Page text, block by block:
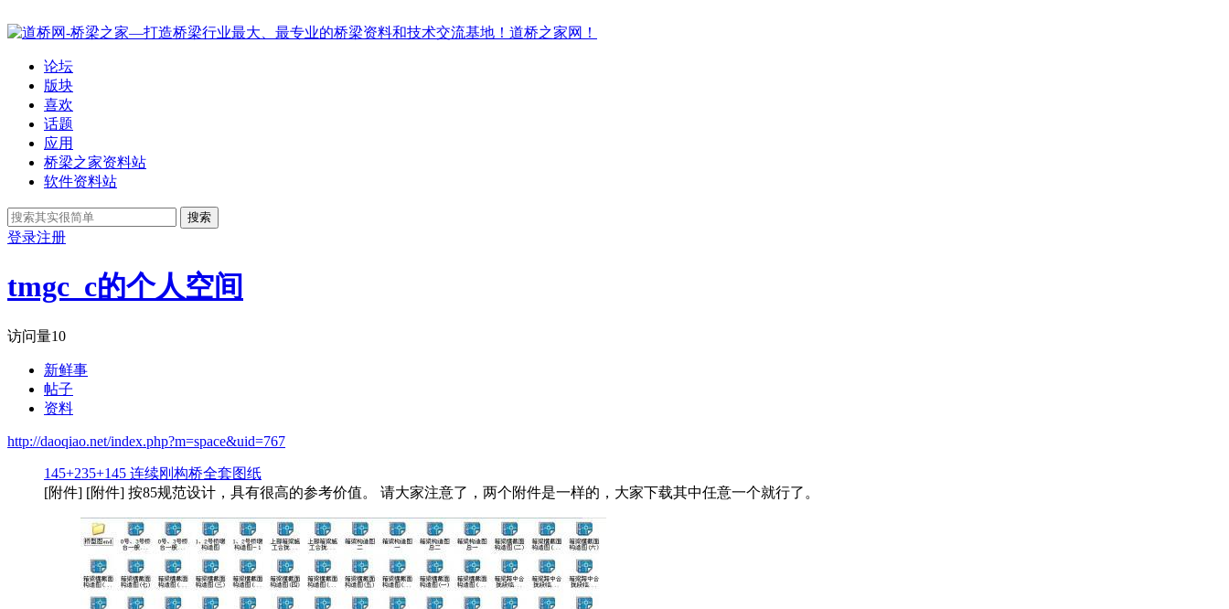
论坛
版块
喜欢
话题
应用
桥梁之家资料站
软件资料站
搜索
登录注册
tmgc_c的个人空间
访问量10
新鲜事
帖子
资料
http://daoqiao.net/index.php?m=space&uid=767
145+235+145 连续刚构桥全套图纸
[附件] [附件] 按85规范设计，具有很高的参考价值。 请大家注意了，两个附件是一样的，大家下载其中任意一个就行了。